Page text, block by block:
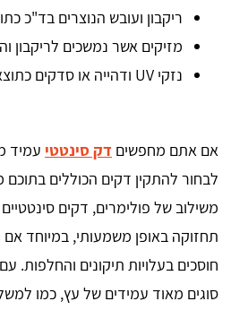
ריקבון ועובש הנוצרים בד"כ
מזיקים אשר נמשכים לריקבון
נזקי UV ודהייה או סדקים כתוצאה מכך.
אם אתם מחפשים דק סינטטי עמיד
לבחור להתקין דקים הכוללים בתוכם
משילוב של פולימרים, דקים
תחזוקה באופן משמעותי, במיוחד אם
חוסכים בעלויות תיקונים והחלפות.
סוגים מאוד עמידים של עץ, כמו